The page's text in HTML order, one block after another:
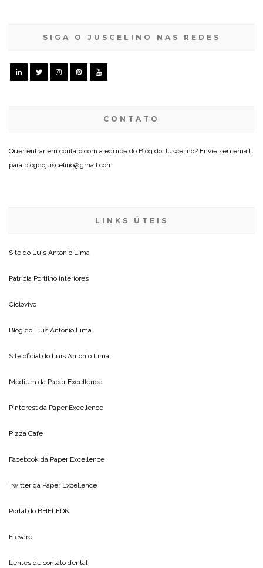
SIGA O JUSCELINO NAS REDES
CONTATO
Quer entrar em contato com a equipe do Blog do Juscelino? Envie seu email
para blogdojuscelino@gmail.com
LINKS ÚTEIS
Site do Luis Antonio Lima
Patricia Portilho Interiores
Ciclovivo
Blog do Luis Antonio Lima
Site oficial do Luis Antonio Lima
Medium da Paper Excellence
Pinterest da Paper Excellence
Pizza Cafe
Facebook da Paper Excellence
Twitter da Paper Excellence
Portal do BHELEDN
Elevare
Lentes de contato dental